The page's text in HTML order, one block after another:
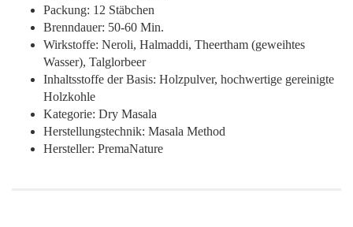
Packung: 12 Stäbchen
Brenndauer: 50-60 Min.
Wirkstoffe: Neroli, Halmaddi, Theertham (geweihtes
Wasser), Talglorbeer
Inhaltsstoffe der Basis: Holzpulver, hochwertige gereinigte
Holzkohle
Kategorie: Dry Masala
Herstellungstechnik: Masala Method
Hersteller: PremaNature